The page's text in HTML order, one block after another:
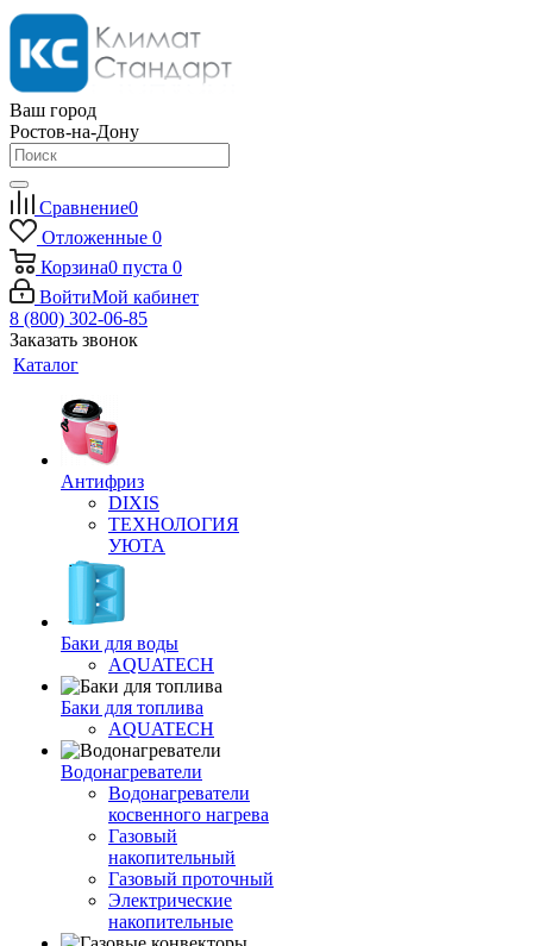
Ваш город
Ростов-на-Дону
Сравнение0
Отложенные 0
Корзина0 пуста 0
ВойтиМой кабинет
8 (800) 302-06-85
Заказать звонок
Каталог
Антифриз
DIXIS
ТЕХНОЛОГИЯ
УЮТА
Баки для воды
AQUATECH
Баки для топлива
AQUATECH
Водонагреватели
Водонагреватели
косвенного нагрева
Газовый
накопительный
Газовый проточный
Электрические
накопительные